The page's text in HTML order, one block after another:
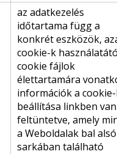
az adatkezelés
időtartama függ a
konkrét eszközök,
cookie-k
cookie fájlok
élettartamára
információk a
beállítása linkben
feltüntetve, amely
a Weboldalak bal alsó
sarkában található